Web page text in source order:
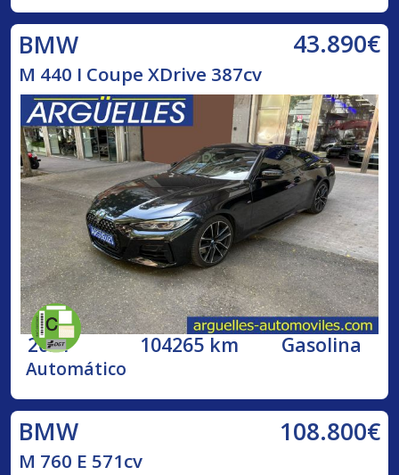
BMW 43.890€
M 440 I Coupe XDrive 387cv
2021 104265 km Gasolina
Automático
BMW 108.800€
M 760 E 571cv